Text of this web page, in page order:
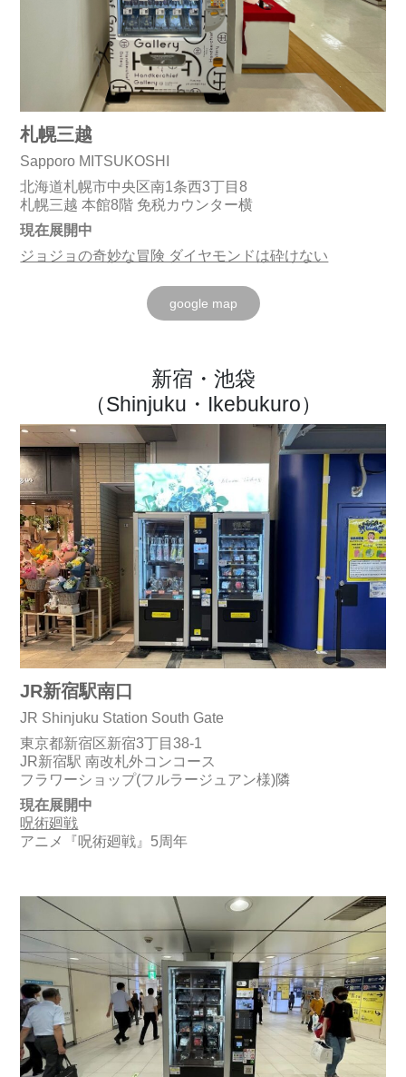
札幌三越
Sapporo MITSUKOSHI
北海道札幌市中央区南1条西3丁目8
札幌三越 本館8階 免税カウンター横
現在展開中
ジョジョの奇妙な冒険 ダイヤモンドは砕けない
google map
新宿・池袋
（Shinjuku・Ikebukuro）
JR新宿駅南口
JR Shinjuku Station South Gate
東京都新宿区新宿3丁目38-1
JR新宿駅 南改札外コンコース
フラワーショップ(フルラージュアン様)隣
現在展開中
呪術廻戦
アニメ『呪術廻戦』5周年